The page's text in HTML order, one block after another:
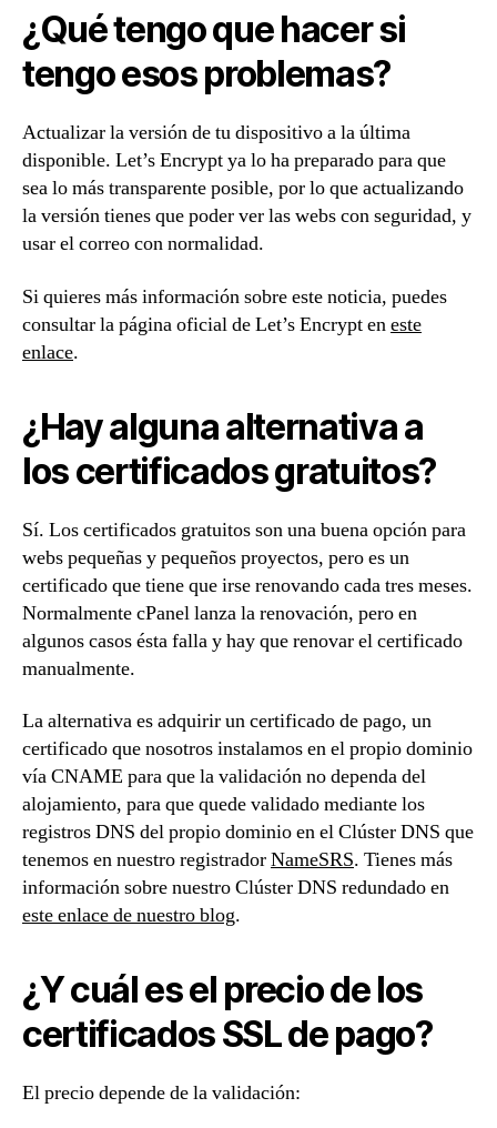
¿Qué tengo que hacer si
tengo esos problemas?
Actualizar la versión de tu dispositivo a la última
disponible. Let’s Encrypt ya lo ha preparado para que
sea lo más transparente posible, por lo que actualizando
la versión tienes que poder ver las webs con seguridad, y
usar el correo con normalidad.
Si quieres más información sobre este noticia, puedes
consultar la página oficial de Let’s Encrypt eneste
enlace.
¿Hay alguna alternativa a
los certificados gratuitos?
Sí. Los certificados gratuitos son una buena opción para
webs pequeñas y pequeños proyectos, pero es un
certificado que tiene que irse renovando cada tres meses.
Normalmente cPanel lanza la renovación, pero en
algunos casos ésta falla y hay que renovar el certificado
manualmente.
La alternativa es adquirir un certificado de pago, un
certificado que nosotros instalamos en el propio dominio
vía CNAME para que la validación no dependa del
alojamiento, para que quede validado mediante los
registros DNS del propio dominio en el Clúster DNS que
tenemos en nuestro registradorNameSRS. Tienes más
información sobre nuestro Clúster DNS redundado en
este enlace de nuestro blog.
¿Y cuál es el precio de los
certificados SSL de pago?
El precio depende de la validación: